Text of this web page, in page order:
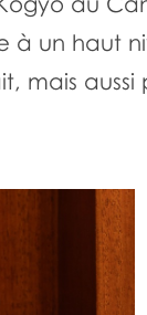
à un haut
mais